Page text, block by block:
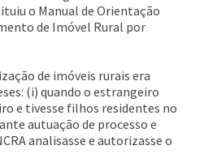
o Manual de Orientação
de Imóvel Rural por
de imóveis rurais era
(i) quando o estrangeiro
e tivesse filhos residentes no
autuação de processo e
analisasse e autorizasse o